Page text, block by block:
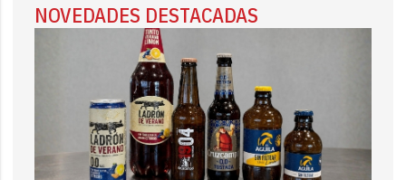
NOVEDADES DESTACADAS